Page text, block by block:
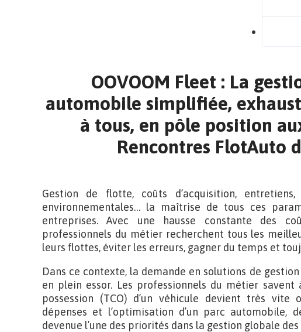
OOVOOM Fleet : La
automobile simplifiée,
à tous, en pôle position
Rencontres FlotAuto
Gestion de flotte, coûts d’acquisition,
environnementales… la maîtrise de tous ces
entreprises. Avec une hausse constante des
professionnels du métier recherchent tous les
leurs flottes, éviter les erreurs, gagner du temps et
Dans ce contexte, la demande en solutions de
en plein essor. Les professionnels du métier
possession (TCO) d’un véhicule devient très vite
dépenses et l’optimisation d’un parc automobile,
devenue l’une des priorités dans la gestion globale